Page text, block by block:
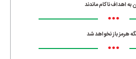
اهداف ناکام ماندند
•••
هرمز باز نخواهد شد
•••